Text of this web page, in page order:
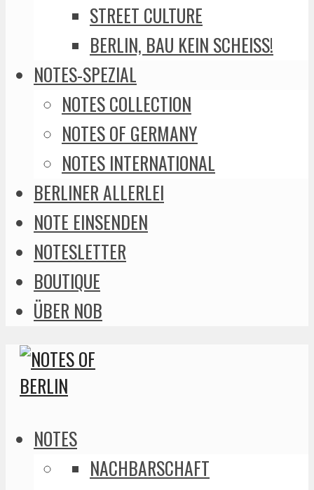
STREET CULTURE
BERLIN, BAU KEIN SCHEISS!
NOTES-SPEZIAL
NOTES COLLECTION
NOTES OF GERMANY
NOTES INTERNATIONAL
BERLINER ALLERLEI
NOTE EINSENDEN
NOTESLETTER
BOUTIQUE
ÜBER NOB
NOTES
NACHBARSCHAFT